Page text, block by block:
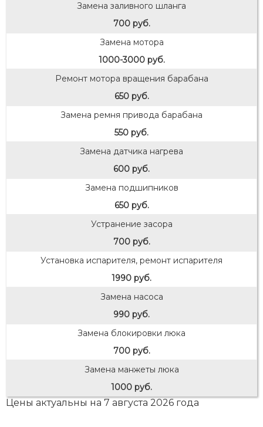
Замена заливного шланга
700 руб.
Замена мотора
1000-3000 руб.
Ремонт мотора вращения барабана
650 руб.
Замена ремня привода барабана
550 руб.
Замена датчика нагрева
600 руб.
Замена подшипников
650 руб.
Устранение засора
700 руб.
Установка испарителя, ремонт испарителя
1990 руб.
Замена насоса
990 руб.
Замена блокировки люка
700 руб.
Замена манжеты люка
1000 руб.
Цены актуальны на 7 августа 2026 года